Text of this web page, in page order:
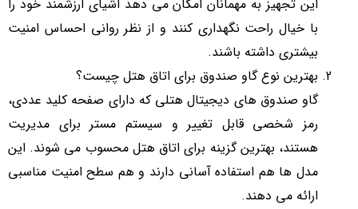
این تجهیز به مهمانان امکان می دهد اشیای ارزشمند خود را
با خیال راحت نگهداری کنند و از نظر روانی احساس امنیت
بیشتری داشته باشند.
بهترین نوع گاو صندوق برای اتاق هتل چیست؟
گاو صندوق های دیجیتال هتلی که دارای صفحه کلید عددی،
رمز شخصی قابل تغییر و سیستم مستر برای مدیریت
هستند، بهترین گزینه برای اتاق هتل محسوب می شوند. این
مدل ها هم استفاده آسانی دارند و هم سطح امنیت مناسبی
ارائه می دهند.